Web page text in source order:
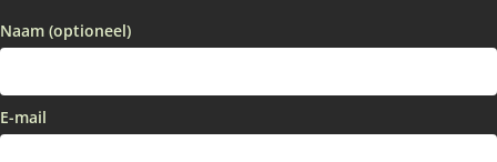
Naam (optioneel)
E-mail